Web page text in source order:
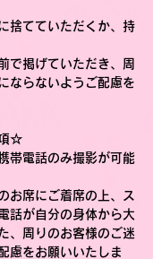
捨てていただくか、持
で掲げていただき、周
ならないようご配慮を
☆
帯電話のみ撮影が可能
お席にご着席の上、ス
話が自分の身体から大
、周りのお客様のご迷
慮をお願いいたしま